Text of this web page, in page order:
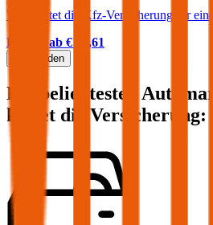
Was kostet die Kfz-Versicherung für
Prämie ab € 85,61
Mehr laden
Die beliebtesten
kostet die Versicherung: